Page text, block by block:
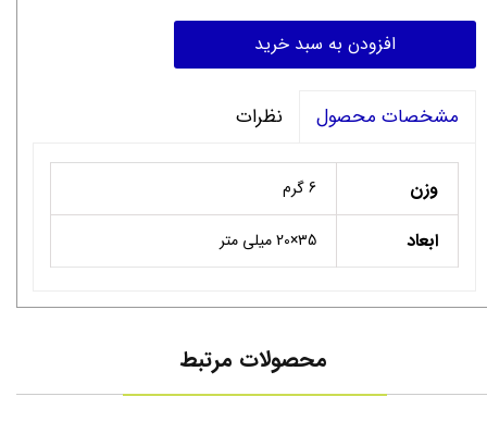
افزودن به سبد خرید
مشخصات محصول نظرات
وزن 6 گرم
ابعاد ۳5×20 میلی متر
محصولات مرتبط